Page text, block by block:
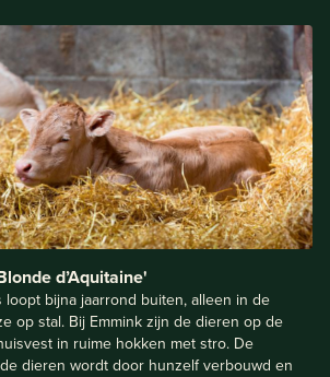
d’Aquitaine'
loopt bijna jaarrond buiten, alleen in de
op stal. Bij Emmink zijn de dieren op de
in ruime hokken met stro. De
dieren wordt door hunzelf verbouwd en